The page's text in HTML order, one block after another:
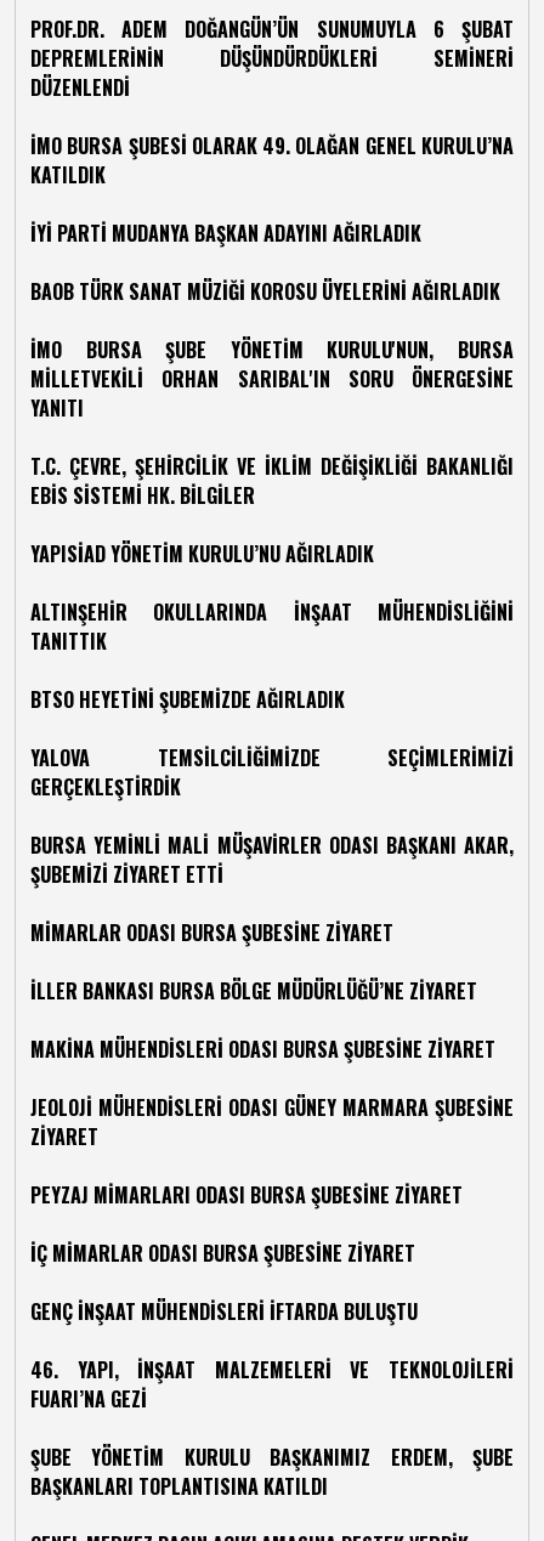
PROF.DR. ADEM DOĞANGÜN’ÜN SUNUMUYLA 6 ŞUBAT
DEPREMLERİNİN DÜŞÜNDÜRDÜKLERİ SEMİNERİ
DÜZENLENDİ
İMO BURSA ŞUBESİ OLARAK 49. OLAĞAN GENEL KURULU’NA
KATILDIK
İYİ PARTİ MUDANYA BAŞKAN ADAYINI AĞIRLADIK
BAOB TÜRK SANAT MÜZİĞİ KOROSU ÜYELERİNİ AĞIRLADIK
İMO BURSA ŞUBE YÖNETİM KURULU'NUN, BURSA
MİLLETVEKİLİ ORHAN SARIBAL'IN SORU ÖNERGESİNE
YANITI
T.C. ÇEVRE, ŞEHİRCİLİK VE İKLİM DEĞİŞİKLİĞİ BAKANLIĞI
EBİS SİSTEMİ HK. BİLGİLER
YAPISİAD YÖNETİM KURULU’NU AĞIRLADIK
ALTINŞEHİR OKULLARINDA İNŞAAT MÜHENDİSLİĞİNİ
TANITTIK
BTSO HEYETİNİ ŞUBEMİZDE AĞIRLADIK
YALOVA TEMSİLCİLİĞİMİZDE SEÇİMLERİMİZİ
GERÇEKLEŞTİRDİK
BURSA YEMİNLİ MALİ MÜŞAVİRLER ODASI BAŞKANI AKAR,
ŞUBEMİZİ ZİYARET ETTİ
MİMARLAR ODASI BURSA ŞUBESİNE ZİYARET
İLLER BANKASI BURSA BÖLGE MÜDÜRLÜĞÜ’NE ZİYARET
MAKİNA MÜHENDİSLERİ ODASI BURSA ŞUBESİNE ZİYARET
JEOLOJİ MÜHENDİSLERİ ODASI GÜNEY MARMARA ŞUBESİNE
ZİYARET
PEYZAJ MİMARLARI ODASI BURSA ŞUBESİNE ZİYARET
İÇ MİMARLAR ODASI BURSA ŞUBESİNE ZİYARET
GENÇ İNŞAAT MÜHENDİSLERİ İFTARDA BULUŞTU
46. YAPI, İNŞAAT MALZEMELERİ VE TEKNOLOJİLERİ
FUARI’NA GEZİ
ŞUBE YÖNETİM KURULU BAŞKANIMIZ ERDEM, ŞUBE
BAŞKANLARI TOPLANTISINA KATILDI